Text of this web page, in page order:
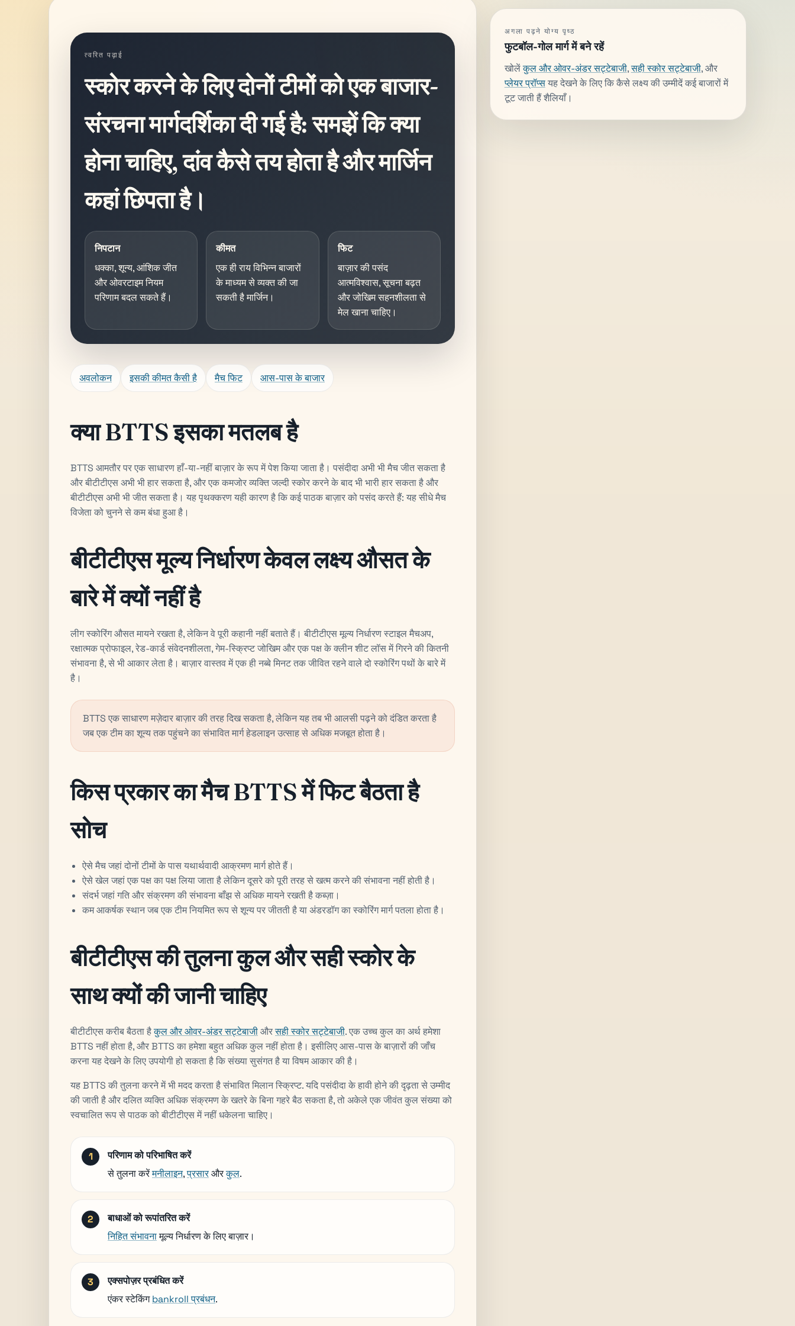
त्वरित पढ़ाई
स्कोर करने के लिए दोनों टीमों को एक बाजार-
संरचना मार्गदर्शिका दी गई है: समझें कि क्या
होना चाहिए, दांव कैसे तय होता है और मार्जिन
कहां छिपता है।
निपटान
धक्का, शून्य, आंशिक जीत
और ओवरटाइम नियम
परिणाम बदल सकते हैं।
कीमत
एक ही राय विभिन्न बाजारों
के माध्यम से व्यक्त की जा
सकती है मार्जिन।
फिट
बाज़ार की पसंद
आत्मविश्वास, सूचना बढ़त
और जोखिम सहनशीलता से
मेल खाना चाहिए।
अवलोकन इसकी कीमत कैसी है मैच फिट आस-पास के बाजार
क्या BTTS इसका मतलब है
BTTS आमतौर पर एक साधारण हाँ-या-नहीं बाज़ार के रूप में पेश किया जाता है। पसंदीदा अभी भी मैच जीत सकता है
और बीटीटीएस अभी भी हार सकता है, और एक कमजोर व्यक्ति जल्दी स्कोर करने के बाद भी भारी हार सकता है और
बीटीटीएस अभी भी जीत सकता है। यह पृथक्करण यही कारण है कि कई पाठक बाज़ार को पसंद करते हैं: यह सीधे मैच
विजेता को चुनने से कम बंधा हुआ है।
बीटीटीएस मूल्य निर्धारण केवल लक्ष्य औसत के
बारे में क्यों नहीं है
लीग स्कोरिंग औसत मायने रखता है, लेकिन वे पूरी कहानी नहीं बताते हैं। बीटीटीएस मूल्य निर्धारण स्टाइल मैचअप,
रक्षात्मक प्रोफाइल, रेड-कार्ड संवेदनशीलता, गेम-स्क्रिप्ट जोखिम और एक पक्ष के क्लीन शीट लॉस में गिरने की कितनी
संभावना है, से भी आकार लेता है। बाज़ार वास्तव में एक ही नब्बे मिनट तक जीवित रहने वाले दो स्कोरिंग पथों के बारे में
है।
BTTS एक साधारण मज़ेदार बाज़ार की तरह दिख सकता है, लेकिन यह तब भी आलसी पढ़ने को दंडित करता है
जब एक टीम का शून्य तक पहुंचने का संभावित मार्ग हेडलाइन उत्साह से अधिक मजबूत होता है।
किस प्रकार का मैच BTTS में फिट बैठता है
सोच
ऐसे मैच जहां दोनों टीमों के पास यथार्थवादी आक्रमण मार्ग होते हैं।
ऐसे खेल जहां एक पक्ष का पक्ष लिया जाता है लेकिन दूसरे को पूरी तरह से खत्म करने की संभावना नहीं होती है।
संदर्भ जहां गति और संक्रमण की संभावना बाँझ से अधिक मायने रखती है कब्ज़ा।
कम आकर्षक स्थान जब एक टीम नियमित रूप से शून्य पर जीतती है या अंडरडॉग का स्कोरिंग मार्ग पतला होता है।
बीटीटीएस की तुलना कुल और सही स्कोर के
साथ क्यों की जानी चाहिए
बीटीटीएस करीब बैठता हैकुल और ओवर-अंडर सट्टेबाजीऔरसही स्कोर सट्टेबाजी. एक उच्च कुल का अर्थ हमेशा
BTTS नहीं होता है, और BTTS का हमेशा बहुत अधिक कुल नहीं होता है। इसीलिए आस-पास के बाज़ारों की जाँच
करना यह देखने के लिए उपयोगी हो सकता है कि संख्या सुसंगत है या विषम आकार की है।
यह BTTS की तुलना करने में भी मदद करता है संभावित मिलान स्क्रिप्ट. यदि पसंदीदा के हावी होने की दृढ़ता से उम्मीद
की जाती है और दलित व्यक्ति अधिक संक्रमण के खतरे के बिना गहरे बैठ सकता है, तो अकेले एक जीवंत कुल संख्या को
स्वचालित रूप से पाठक को बीटीटीएस में नहीं धकेलना चाहिए।
परिणाम को परिभाषित करें
से तुलना करेंमनीलाइन,प्रसारऔरकुल.
बाधाओं को रूपांतरित करें
निहित संभावनामूल्य निर्धारण के लिए बाज़ार।
एक्सपोज़र प्रबंधित करें
एंकर स्टेकिंगbankroll प्रबंधन.
अगला पढ़ने योग्य पृष्ठ
फुटबॉल-गोल मार्ग में बने रहें
खोलेंकुल और ओवर-अंडर सट्टेबाजी,सही स्कोर सट्टेबाजी, और
प्लेयर प्रॉप्सयह देखने के लिए कि कैसे लक्ष्य की उम्मीदें कई बाजारों में
टूट जाती हैं शैलियाँ।